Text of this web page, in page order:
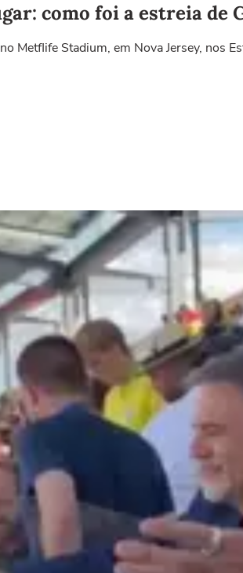
como foi a estreia de
Metflife Stadium, em Nova Jersey, nos